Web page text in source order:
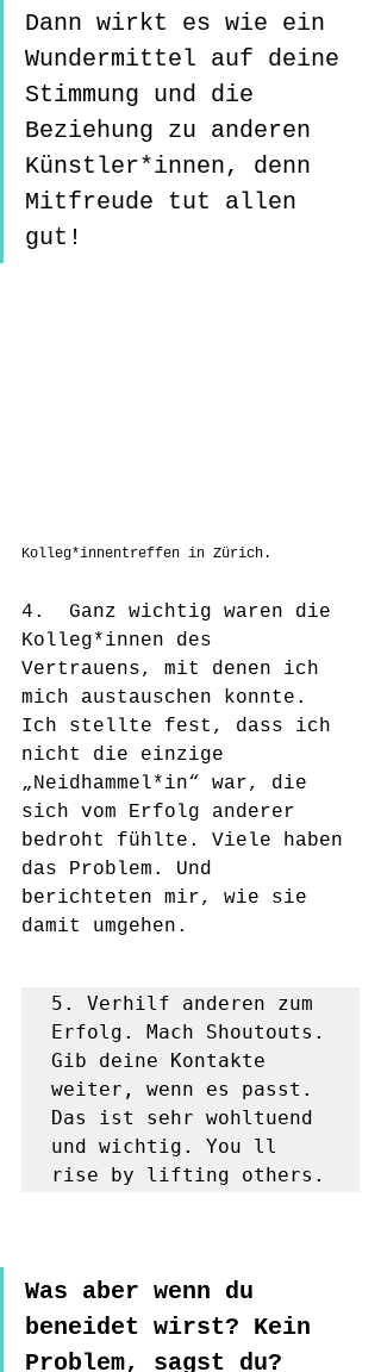
Dann wirkt es wie ein
Wundermittel auf deine
Stimmung und die
Beziehung zu anderen
Künstler*innen, denn
Mitfreude tut allen
gut!
Kolleg*innentreffen in Zürich.
4.  Ganz wichtig waren die
Kolleg*innen des
Vertrauens, mit denen ich
mich austauschen konnte.
Ich stellte fest, dass ich
nicht die einzige
„Neidhammel*in“ war, die
sich vom Erfolg anderer
bedroht fühlte. Viele haben
das Problem. Und
berichteten mir, wie sie
damit umgehen.
5. Verhilf anderen zum
Erfolg. Mach Shoutouts.
Gib deine Kontakte
weiter, wenn es passt.
Das ist sehr wohltuend
und wichtig. You ll
rise by lifting others.
Was aber wenn du
beneidet wirst? Kein
Problem, sagst du?